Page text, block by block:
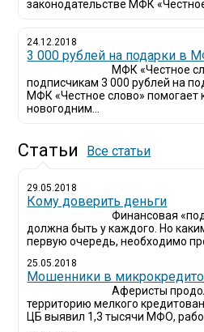
законодательстве МФК
24.12.2018
3 000 рублей на подарки в
МФК «Честное
подписчикам 3 000 рублей на
МФК «Честное слово» помогает
новогодним...
Статьи Все статьи
29.05.2018
Кому доверить деньги
Финансовая
должна быть у каждого. Но
первую очередь, необходимо
25.05.2018
Мошенники в
Аферисты
территорию мелкого
ЦБ выявил 1,3 тысячи МФО,